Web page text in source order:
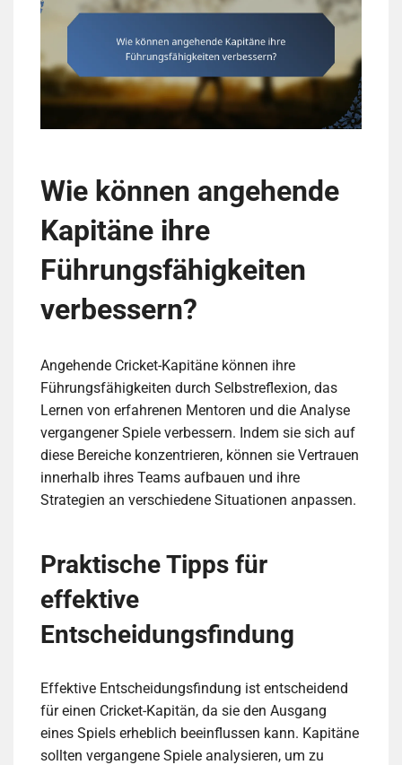
Wie können angehende
Kapitäne ihre
Führungsfähigkeiten
verbessern?
Angehende Cricket-Kapitäne können ihre
Führungsfähigkeiten durch Selbstreflexion, das
Lernen von erfahrenen Mentoren und die Analyse
vergangener Spiele verbessern. Indem sie sich auf
diese Bereiche konzentrieren, können sie Vertrauen
innerhalb ihres Teams aufbauen und ihre
Strategien an verschiedene Situationen anpassen.
Praktische Tipps für
effektive
Entscheidungsfindung
Effektive Entscheidungsfindung ist entscheidend
für einen Cricket-Kapitän, da sie den Ausgang
eines Spiels erheblich beeinflussen kann. Kapitäne
sollten vergangene Spiele analysieren, um zu